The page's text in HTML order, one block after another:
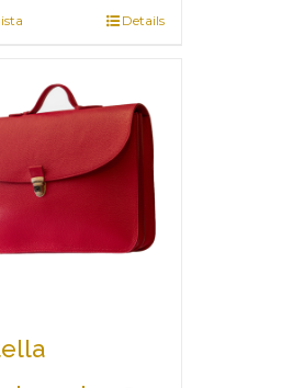
Details